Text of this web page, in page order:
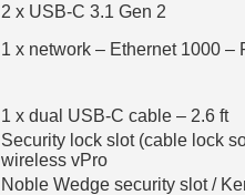
2 x USB-C 3.1 Gen 2
1 x network – Ethernet 1000 –
1 x dual USB-C cable – 2.6 ft
Security lock slot (cable lock
wireless vPro
Noble Wedge security slot /